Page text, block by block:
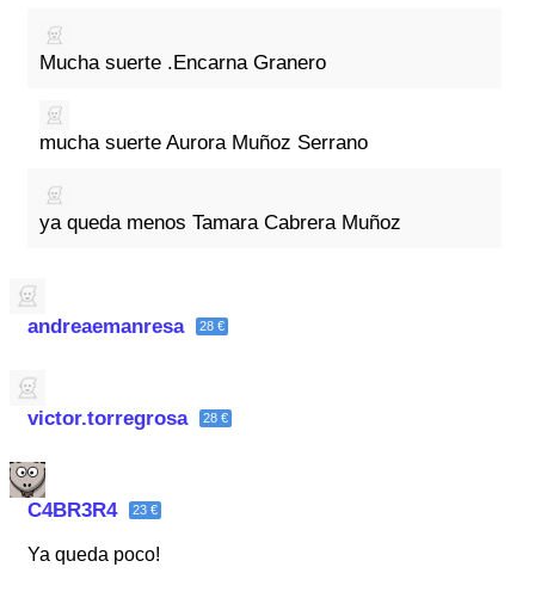
Mucha suerte .Encarna Granero
mucha suerte Aurora Muñoz Serrano
ya queda menos Tamara Cabrera Muñoz
andreaemanresa 28 €
victor.torregrosa 28 €
C4BR3R4 23 €
Ya queda poco!